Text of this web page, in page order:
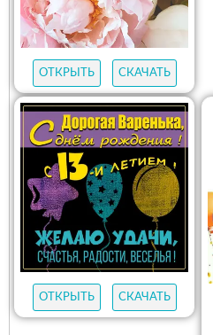
ОТКРЫТЬ СКАЧАТЬ
ОТКРЫТЬ СКАЧАТЬ